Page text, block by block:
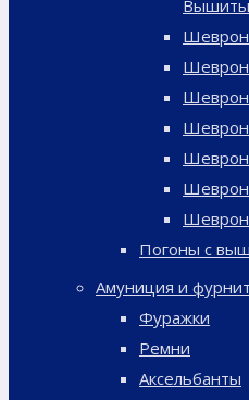
Погоны с
Амуниция и
Фуражки
Ремни
Аксельбанты